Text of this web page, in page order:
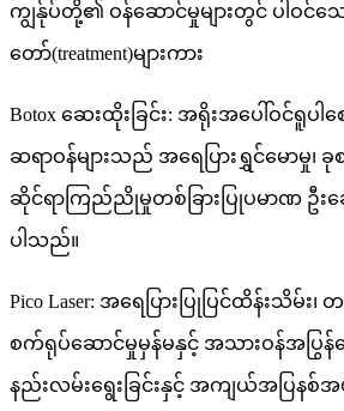
ကျွန်ုပ်တို့၏ ဝန်ဆောင်မှုများတွင် ပါဝင်သေ
တော်(treatment)များကား
Botox ဆေးထိုးခြင်း: အရိုးအပေါ်ဝင်ရူပ
ဆရာဝန်များသည် အရေပြားရွှင်မောမှု၊ ခု
ဆိုင်ရာကြည်ညိုမှုတစ်ခြားပြုပမာဏ ဦး
ပါသည်။
Pico Laser: အရေပြားပြုပြင်ထိန်းသိမ်း၊
စက်ရုပ်ဆောင်မှုမှန်မနှင့် အသားဝန်အပြွန်ကြ
နည်းလမ်းရွေးခြင်းနှင့် အကျယ်အပြနစ်အဖုံး